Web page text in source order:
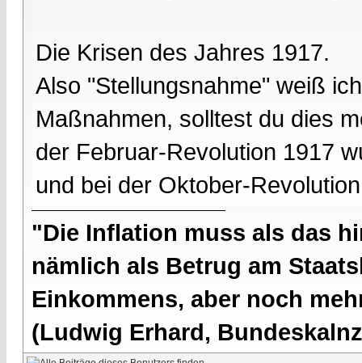
Die Krisen des Jahres 1917.
Also "Stellungsnahme" weiß
Maßnahmen, solltest du dies
der Februar-Revolution 1917
und bei der Oktober-
"Die Inflation muss als das
nämlich als Betrug am
Einkommens, aber noch
(Ludwig Erhard,